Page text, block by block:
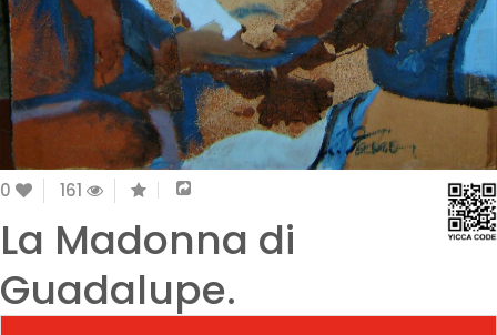
0 161
La Madonna di
Guadalupe.